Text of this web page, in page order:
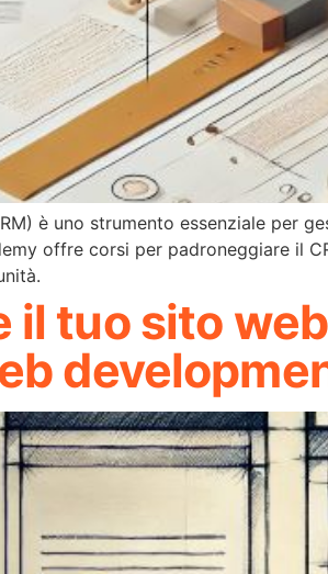
è uno strumento essenziale per
offre corsi per padroneggiare il
il tuo sito